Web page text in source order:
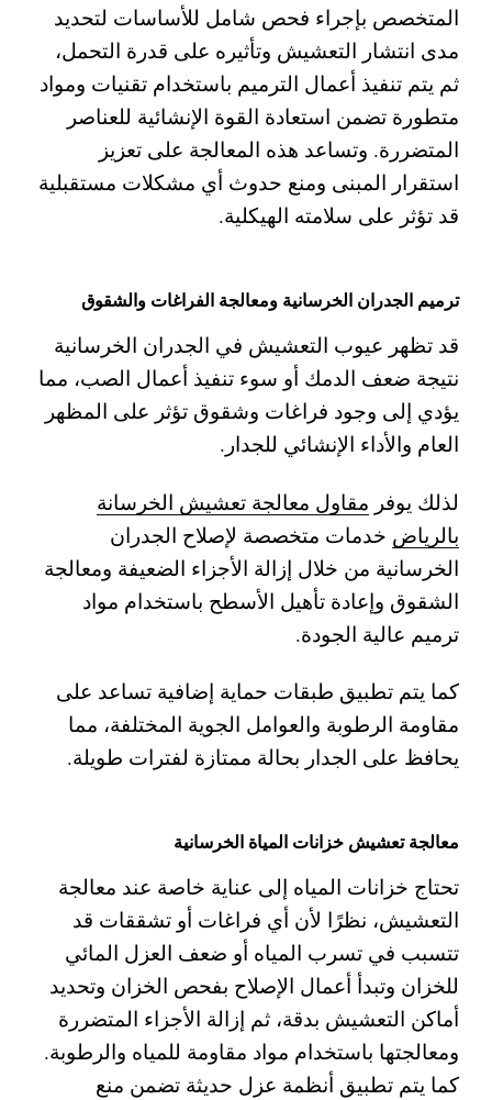
المتخصص بإجراء فحص شامل للأساسات لتحديد
مدى انتشار التعشيش وتأثيره على قدرة التحمل،
ثم يتم تنفيذ أعمال الترميم باستخدام تقنيات ومواد
متطورة تضمن استعادة القوة الإنشائية للعناصر
المتضررة. وتساعد هذه المعالجة على تعزيز
استقرار المبنى ومنع حدوث أي مشكلات مستقبلية
قد تؤثر على سلامته الهيكلية.
ترميم الجدران الخرسانية ومعالجة الفراغات والشقوق
قد تظهر عيوب التعشيش في الجدران الخرسانية
نتيجة ضعف الدمك أو سوء تنفيذ أعمال الصب، مما
يؤدي إلى وجود فراغات وشقوق تؤثر على المظهر
العام والأداء الإنشائي للجدار.
لذلك يوفر مقاول معالجة تعشيش الخرسانة
بالرياض خدمات متخصصة لإصلاح الجدران
الخرسانية من خلال إزالة الأجزاء الضعيفة ومعالجة
الشقوق وإعادة تأهيل الأسطح باستخدام مواد
ترميم عالية الجودة.
كما يتم تطبيق طبقات حماية إضافية تساعد على
مقاومة الرطوبة والعوامل الجوية المختلفة، مما
يحافظ على الجدار بحالة ممتازة لفترات طويلة.
معالجة تعشيش خزانات المياة الخرسانية
تحتاج خزانات المياه إلى عناية خاصة عند معالجة
التعشيش، نظرًا لأن أي فراغات أو تشققات قد
تتسبب في تسرب المياه أو ضعف العزل المائي
للخزان وتبدأ أعمال الإصلاح بفحص الخزان وتحديد
أماكن التعشيش بدقة، ثم إزالة الأجزاء المتضررة
ومعالجتها باستخدام مواد مقاومة للمياه والرطوبة.
كما يتم تطبيق أنظمة عزل حديثة تضمن منع